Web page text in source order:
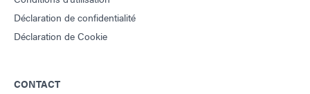
Déclaration de confidentialité
Déclaration de Cookie
CONTACT